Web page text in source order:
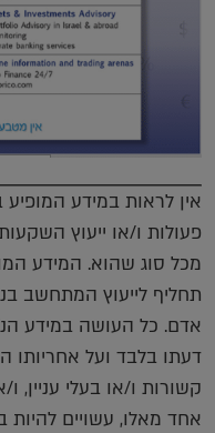
אין לראות במידע
פעולות ו/או ייעוץ
מכל סוג שהוא. המידע
תחליף לייעוץ המתחשב
אדם. כל העושה במידע
דעתו בלבד ועל אחריותו
קשורות ו/או בעלי עניין,
אחד מאלו, עשויים להיות